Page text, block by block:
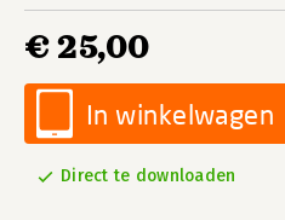
€ 25,00
In winkelwagen
Direct te downloaden